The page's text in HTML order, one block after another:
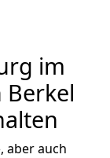
im
Berkel
aber auch